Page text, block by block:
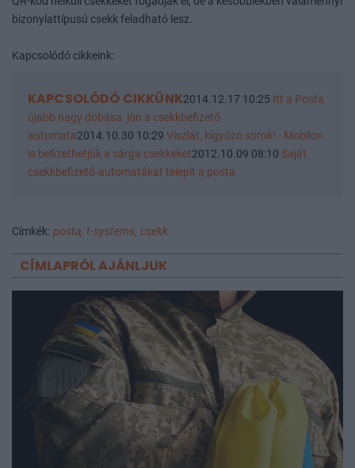
bizonylattípusú csekk feladható lesz.
Kapcsolódó cikkeink:
KAPCSOLÓDÓ CIKKÜNK2014.12.17 10:25 Itt a Posta
újabb nagy dobása: jön a csekkbefizető
automata2014.10.30 10:29 Viszlát, kígyózó sorok! - Mobilon
is befizethetjük a sárga csekkeket2012.10.09 08:10 Saját
csekkbefizető-automatákat telepít a posta
Címkék: posta, t-systems, csekk
CÍMLAPRÓL AJÁNLJUK